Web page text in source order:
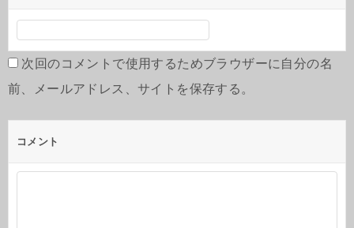
次回のコメントで使用するためブラウザーに自分の名
前、メールアドレス、サイトを保存する。
コメント